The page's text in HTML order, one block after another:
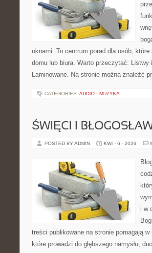
oknami. To centrum porad dla osób,
domu lub biura. Warto przeczytać: Listwy
Laminowane. Na stronie można znaleźć
CATEGORIES: AUDIO I MUZYKA
ŚWIĘCI I
POSTED BY ADMIN KWI - 6 - 2026
i w
treści publikowane na stronie pomagają
które prowadzi do głębszego namysłu,